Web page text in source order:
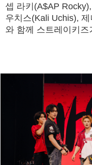
셉 라키(A$AP
우치스(Kali Uchis),
와 함께 스트레이키